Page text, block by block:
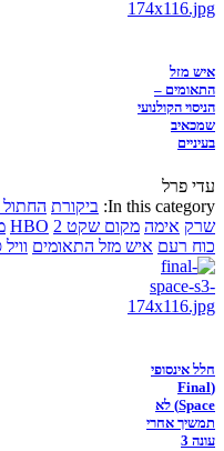
איש מזל
התאומים –
הניסוי הקולנועי
שמכאיב
בעיניים
עדי פרל
In this category: ביקורת החתול של
שרק אימה מקום שקט 2 HBO
כוח רעם איש מזל התאומים
חלל אינסופי
(Final
Space) לא
תמשיך אחרי
עונה 3